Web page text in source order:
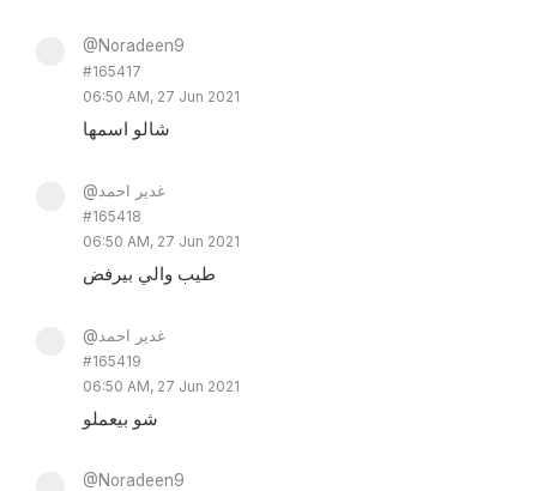
@Noradeen9
#165417
06:50 AM, 27 Jun 2021
شالو اسمها
@غدير احمد
#165418
06:50 AM, 27 Jun 2021
طيب والي بيرفض
@غدير احمد
#165419
06:50 AM, 27 Jun 2021
شو بيعملو
@Noradeen9